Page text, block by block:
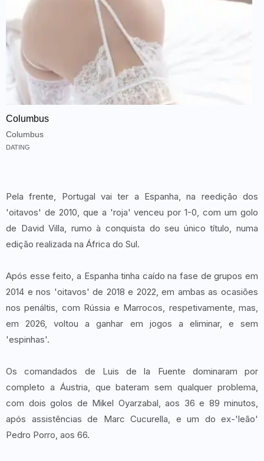
Columbus
Columbus
DATING
Pela frente, Portugal vai ter a Espanha, na reedição dos
'oitavos' de 2010, que a 'roja' venceu por 1-0, com um golo
de David Villa, rumo à conquista do seu único título, numa
edição realizada na África do Sul.
Após esse feito, a Espanha tinha caído na fase de grupos em
2014 e nos 'oitavos' de 2018 e 2022, em ambas as ocasiões
nos penáltis, com Rússia e Marrocos, respetivamente, mas,
em 2026, voltou a ganhar em jogos a eliminar, e sem
'espinhas'.
Os comandados de Luis de la Fuente dominaram por
completo a Áustria, que bateram sem qualquer problema,
com dois golos de Mikel Oyarzabal, aos 36 e 89 minutos,
após assistências de Marc Cucurella, e um do ex-'leão'
Pedro Porro, aos 66.